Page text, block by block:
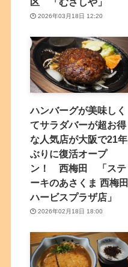
2026年03月18日 12:20
ハンバーグが美味しく
てサラダバーが超お得
な人気店が大阪で21年
ぶりに復活オープ
ン！ 西梅田 「ステ
ーキのあさくま 西梅田
ハービスプラザ店」
2026年02月18日 18:00